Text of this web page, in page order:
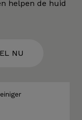
helpen de huid
NU